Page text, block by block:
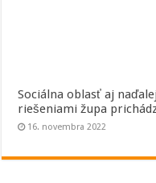
Sociálna oblasť aj
riešeniami župa
16. novembra 2022